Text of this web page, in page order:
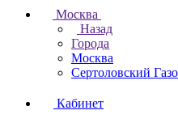
Москва
Назад
Города
Москва
Сертоловский
Кабинет